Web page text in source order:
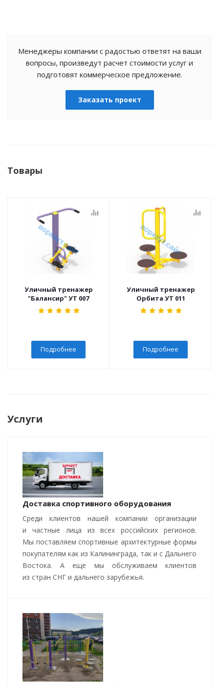
Менеджеры компании с радостью ответят на ваши
вопросы, произведут расчет стоимости услуг и
подготовят коммерческое предложение.
Заказать проект
Товары
Уличный тренажер
"Балансир" УТ 007
Подробнее
Уличный тренажер
Орбита УТ 011
Подробнее
Услуги
Доставка спортивного оборудования
Среди клиентов нашей компании организации
и частные лица из всех российских регионов.
Мы поставляем спортивные архитектурные формы
покупателям как из Калининграда, так и с Дальнего
Востока. А еще мы обслуживаем клиентов
из стран СНГ и дальнего зарубежья.